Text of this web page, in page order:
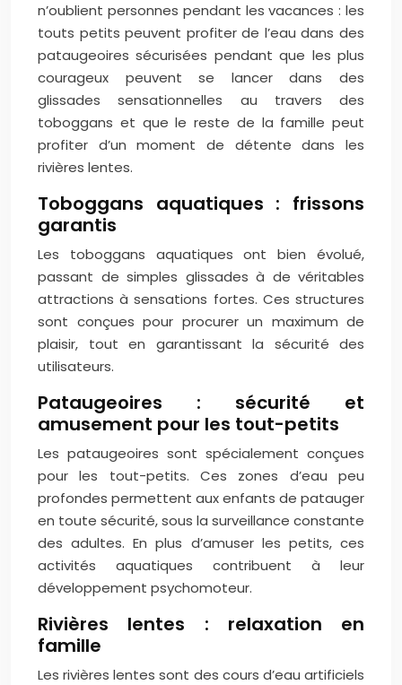
n’oublient personnes pendant les vacances : les
touts petits peuvent profiter de l’eau dans des
pataugeoires sécurisées pendant que les plus
courageux peuvent se lancer dans des
glissades sensationnelles au travers des
toboggans et que le reste de la famille peut
profiter d’un moment de détente dans les
rivières lentes.
Toboggans aquatiques : frissons
garantis
Les toboggans aquatiques ont bien évolué,
passant de simples glissades à de véritables
attractions à sensations fortes. Ces structures
sont conçues pour procurer un maximum de
plaisir, tout en garantissant la sécurité des
utilisateurs.
Pataugeoires : sécurité et
amusement pour les tout-petits
Les pataugeoires sont spécialement conçues
pour les tout-petits. Ces zones d’eau peu
profondes permettent aux enfants de patauger
en toute sécurité, sous la surveillance constante
des adultes. En plus d’amuser les petits, ces
activités aquatiques contribuent à leur
développement psychomoteur.
Rivières lentes : relaxation en
famille
Les rivières lentes sont des cours d’eau artificiels